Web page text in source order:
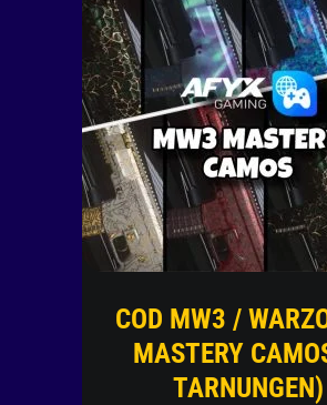
COD MW3 /
MASTERY
TARNUNGEN)